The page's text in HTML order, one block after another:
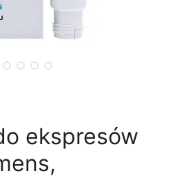
ekspresów
📦 Reklamacja towaru